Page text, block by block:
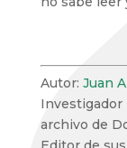
Autor: Juan
archivo de